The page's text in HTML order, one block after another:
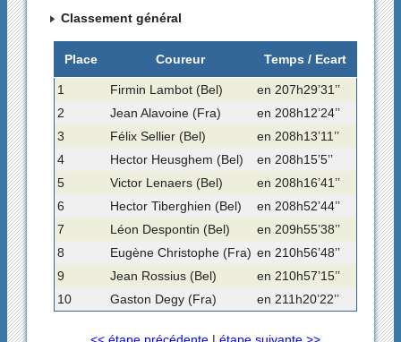
Classement général
Place Coureur Temps / Ecart
1 Firmin Lambot (Bel)
en 207h29’31’’
2
Jean Alavoine (Fra)
en 208h12’24’’
3
Félix Sellier (Bel)
en 208h13’11’’
4
Hector Heusghem (Bel)
en 208h15’5’’
5
Victor Lenaers (Bel)
en 208h16’41’’
6
Hector Tiberghien (Bel)
en 208h52’44’’
7
Léon Despontin (Bel)
en 209h55’38’’
8
Eugène Christophe (Fra) en 210h56’48’’
9
Jean Rossius (Bel)
en 210h57’15’’
10
Gaston Degy (Fra) en 211h20’22’’